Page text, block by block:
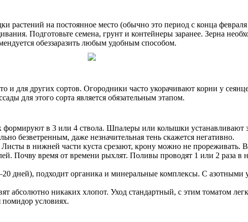
растений на постоянное место (обычно это период с конца
Подготовьте семена, грунт и контейнеры заранее. Зерна
обеззаразить любым удобным способом.
для других сортов. Огородники часто укорачивают корни у
для этого сорта является обязательным этапом.
в 3 или 4 ствола. Шпалеры или колышки устанавливают
безветренным, даже незначительная тень скажется негативно.
в нижней части куста срезают, крону можно не прореживать.
Почву время от времени рыхлят. Поливы проводят 1 или 2 раза
дней), подходит органика и минеральные комплексы. С азотными
абсолютно никаких хлопот. Уход стандартный, с этим томатом
помидор условиях.